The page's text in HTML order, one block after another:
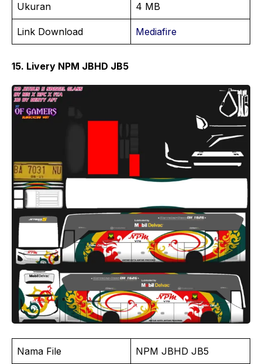
Ukuran 4 MB
Link Download Mediafire
15. Livery NPM JBHD JB5
Nama File NPM JBHD JB5